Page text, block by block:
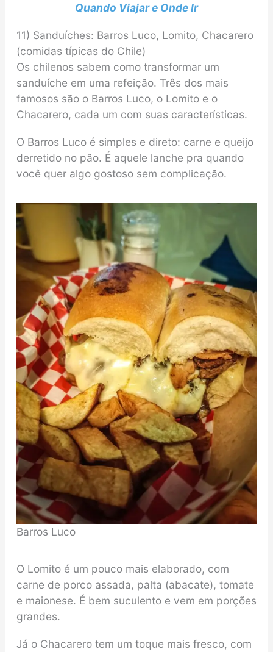
Quando Viajar e Onde Ir
11) Sanduíches: Barros Luco, Lomito, Chacarero
(comidas típicas do Chile)
Os chilenos sabem como transformar um
sanduíche em uma refeição. Três dos mais
famosos são o Barros Luco, o Lomito e o
Chacarero, cada um com suas características.
O Barros Luco é simples e direto: carne e queijo
derretido no pão. É aquele lanche pra quando
você quer algo gostoso sem complicação.
Barros Luco
O Lomito é um pouco mais elaborado, com
carne de porco assada, palta (abacate), tomate
e maionese. É bem suculento e vem em porções
grandes.
Já o Chacarero tem um toque mais fresco, com